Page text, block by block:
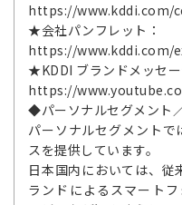
https://www.kddi.com/
★会社パンフレット：
https://
★KDDI ブランドメッセ
https://
◆パーソナルセグメント
パーソナルセグメント
スを提供しています。
日本国内においては、
ランドによるスマート